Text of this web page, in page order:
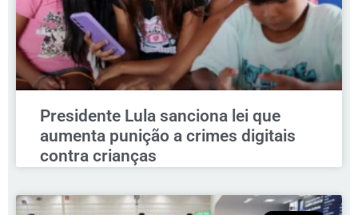
Presidente Lula sanciona lei que
aumenta punição a crimes digitais
contra crianças